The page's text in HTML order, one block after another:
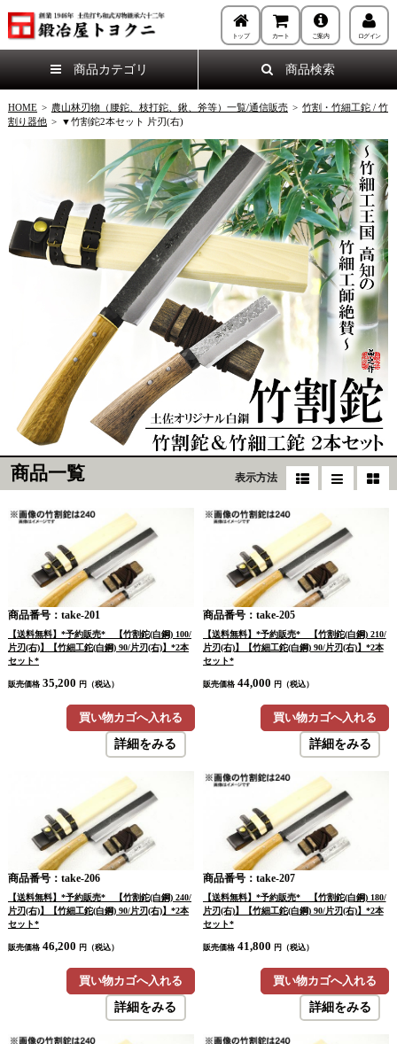
トップ カート ご案内 ログイン
商品カテゴリ 商品検索
HOME > 農山林刃物（腰鉈、枝打鉈、鍬、斧等）一覧/通信販売 > 竹割・竹細工鉈 / 竹
割り器他 > ▼竹割鉈2本セット 片刃(右)
商品一覧 表示方法
商品番号：take-201
【送料無料】*予約販売* 【竹割鉈(白鋼) 100/
片刃(右)】【竹細工鉈(白鋼) 90/片刃(右)】*2本
セット*
販売価格 35,200 円（税込）
買い物カゴへ入れる
詳細をみる
商品番号：take-205
【送料無料】*予約販売* 【竹割鉈(白鋼) 210/
片刃(右)】【竹細工鉈(白鋼) 90/片刃(右)】*2本
セット*
販売価格 44,000 円（税込）
買い物カゴへ入れる
詳細をみる
商品番号：take-206
【送料無料】*予約販売* 【竹割鉈(白鋼) 240/
片刃(右)】【竹細工鉈(白鋼) 90/片刃(右)】*2本
セット*
販売価格 46,200 円（税込）
買い物カゴへ入れる
詳細をみる
商品番号：take-207
【送料無料】*予約販売* 【竹割鉈(白鋼) 180/
片刃(右)】【竹細工鉈(白鋼) 90/片刃(右)】*2本
セット*
販売価格 41,800 円（税込）
買い物カゴへ入れる
詳細をみる